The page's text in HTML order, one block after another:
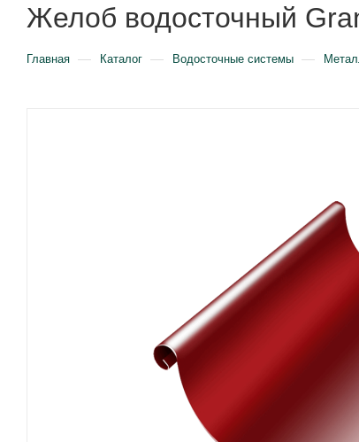
Желоб водосточный
Главная — Каталог — Водосточные системы —